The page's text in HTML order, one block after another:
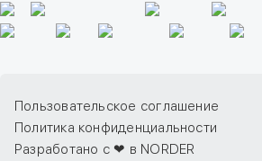
Пользовательское соглашение
Политика конфиденциальности
Разработано с ❤ в NORDER